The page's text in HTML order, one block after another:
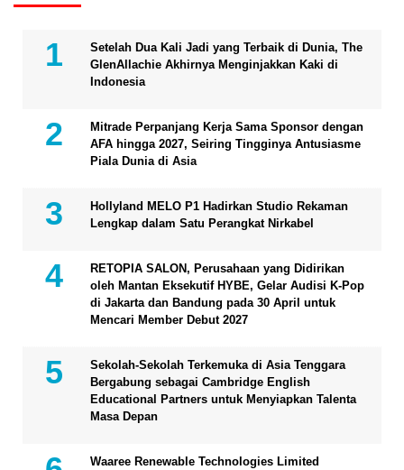
Setelah Dua Kali Jadi yang Terbaik di Dunia, The
GlenAllachie Akhirnya Menginjakkan Kaki di
Indonesia
Mitrade Perpanjang Kerja Sama Sponsor dengan
AFA hingga 2027, Seiring Tingginya Antusiasme
Piala Dunia di Asia
Hollyland MELO P1 Hadirkan Studio Rekaman
Lengkap dalam Satu Perangkat Nirkabel
RETOPIA SALON, Perusahaan yang Didirikan
oleh Mantan Eksekutif HYBE, Gelar Audisi K-Pop
di Jakarta dan Bandung pada 30 April untuk
Mencari Member Debut 2027
Sekolah-Sekolah Terkemuka di Asia Tenggara
Bergabung sebagai Cambridge English
Educational Partners untuk Menyiapkan Talenta
Masa Depan
Waaree Renewable Technologies Limited